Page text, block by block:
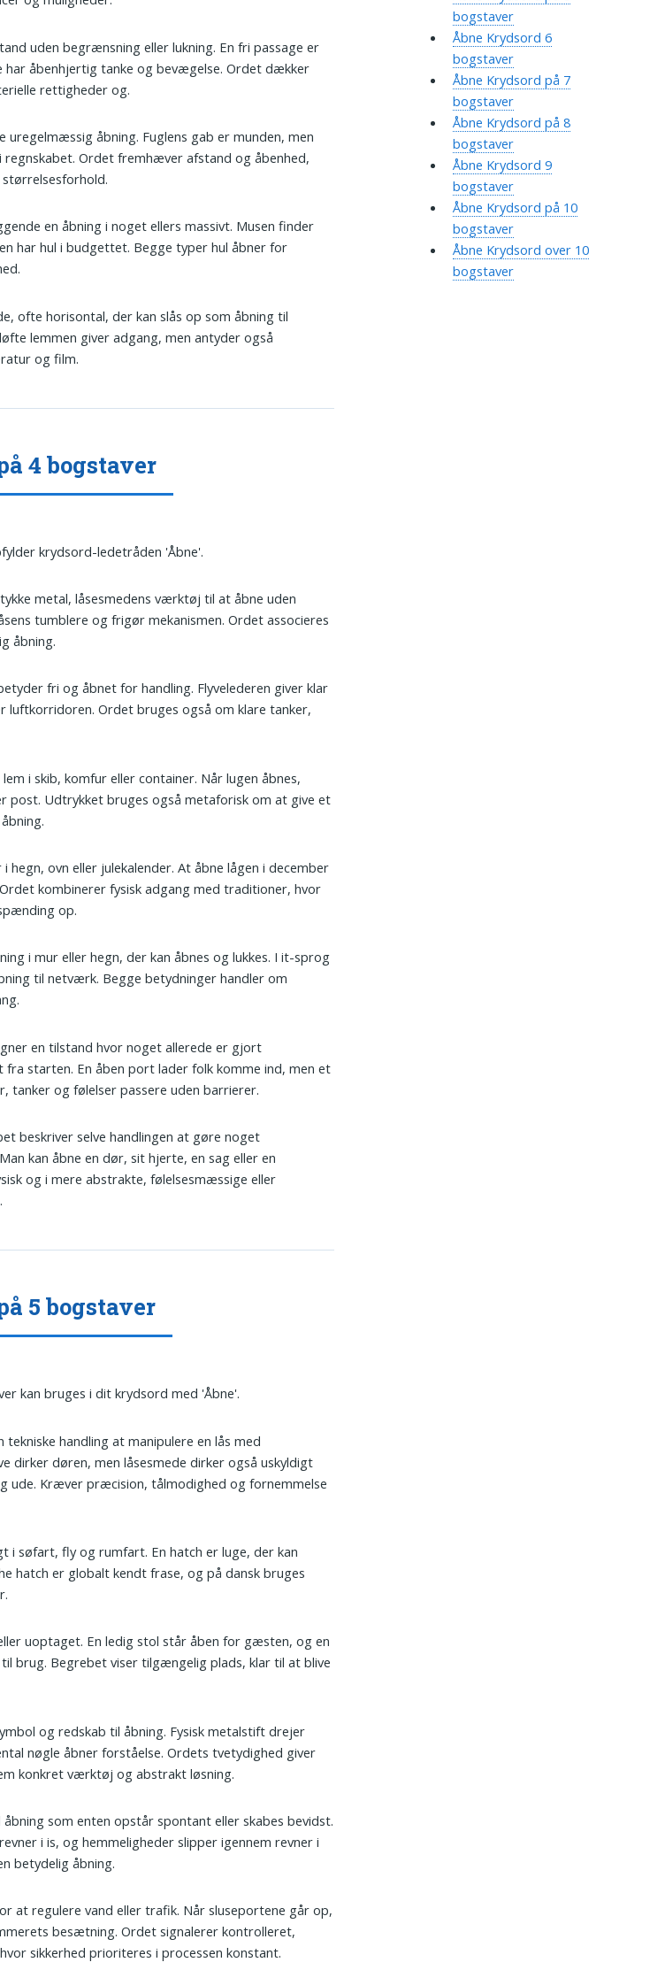
uden begrænsning eller lukning. En fri passage er
har åbenhjertig tanke og bevægelse. Ordet dækker
rettigheder og.
uregelmæssig åbning. Fuglens gab er munden, men
Ordet fremhæver afstand og åbenhed,
en åbning i noget ellers massivt. Musen finder
har hul i budgettet. Begge typer hul åbner for
ofte horisontal, der kan slås op som åbning til
lemmen giver adgang, men antyder også
og film.
4 bogstaver
krydsord-ledetråden 'Åbne'.
metal, låsesmedens værktøj til at åbne uden
tumblere og frigør mekanismen. Ordet associeres
åbning.
fri og åbnet for handling. Flyvelederen giver klar
luftkorridoren. Ordet bruges også om klare tanker,
i skib, komfur eller container. Når lugen åbnes,
post. Udtrykket bruges også metaforisk om at give et
hegn, ovn eller julekalender. At åbne lågen i december
kombinerer fysisk adgang med traditioner, hvor
op.
i mur eller hegn, der kan åbnes og lukkes. I it-sprog
til netværk. Begge betydninger handler om
en tilstand hvor noget allerede er gjort
starten. En åben port lader folk komme ind, men et
tanker og følelser passere uden barrierer.
beskriver selve handlingen at gøre noget
kan åbne en dør, sit hjerte, en sag eller en
og i mere abstrakte, følelsesmæssige eller
5 bogstaver
kan bruges i dit krydsord med 'Åbne'.
tekniske handling at manipulere en lås med
dirker døren, men låsesmede dirker også uskyldigt
ude. Kræver præcision, tålmodighed og fornemmelse
i søfart, fly og rumfart. En hatch er luge, der kan
hatch er globalt kendt frase, og på dansk bruges
uoptaget. En ledig stol står åben for gæsten, og en
brug. Begrebet viser tilgængelig plads, klar til at blive
og redskab til åbning. Fysisk metalstift drejer
nøgle åbner forståelse. Ordets tvetydighed giver
konkret værktøj og abstrakt løsning.
åbning som enten opstår spontant eller skabes bevidst.
i is, og hemmeligheder slipper igennem revner i
betydelig åbning.
at regulere vand eller trafik. Når sluseportene går op,
besætning. Ordet signalerer kontrolleret,
sikkerhed prioriteres i processen konstant.
bogstaver
Åbne Krydsord 6
bogstaver
Åbne Krydsord på 7
bogstaver
Åbne Krydsord på 8
bogstaver
Åbne Krydsord 9
bogstaver
Åbne Krydsord på 10
bogstaver
Åbne Krydsord over 10
bogstaver